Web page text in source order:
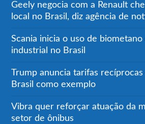
Geely negocia com a Renault
local no Brasil, diz agência de
Scania inicia o uso de
industrial no Brasil
Trump anuncia tarifas
Brasil como exemplo
Vibra quer reforçar atuação da
setor de ônibus